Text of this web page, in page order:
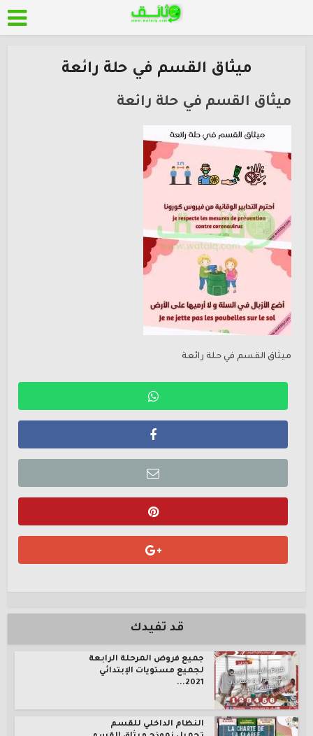
ميثاق القسم في حلة رائعة
ميثاق القسم في حلة رائعة
ميثاق القسم في حلة رائعة
قد تفيدك
جميع فروض المرحلة الرابعة
لجميع مستويات الإبتدائي
2021...
النظام الداخلي للقسم